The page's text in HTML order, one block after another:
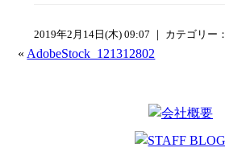
2019年2月14日(木) 09:07 ｜ カテゴリー：
« AdobeStock_121312802